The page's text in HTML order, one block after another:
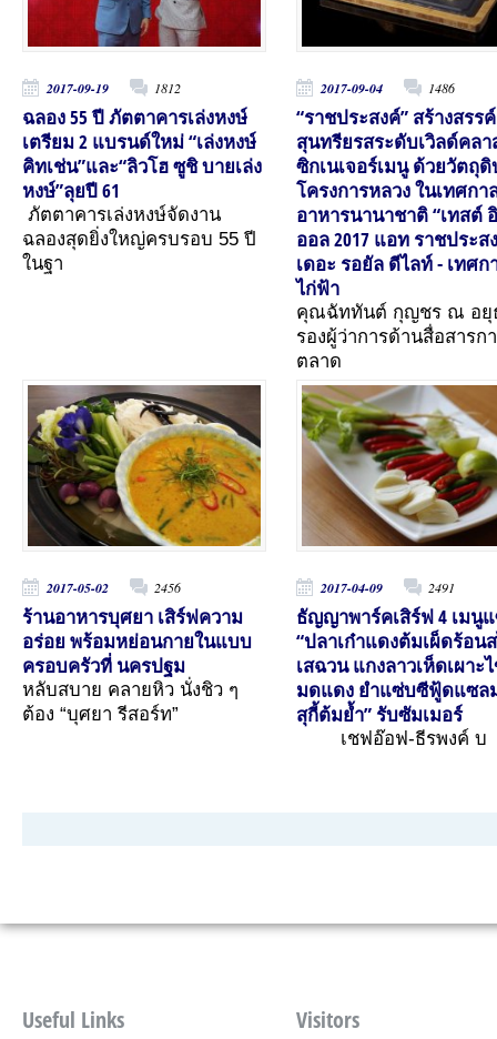
2017-09-19 1812
ฉลอง 55 ปี ภัตตาคารเล่งหงษ์
เตรียม 2 แบรนด์ใหม่ “เล่งหงษ์
คิทเช่น”และ“ลิวโฮ ซูชิ บายเล่ง
หงษ์”ลุยปี 61
ภัตตาคารเล่งหงษ์จัดงาน
ฉลองสุดยิ่งใหญ่ครบรอบ 55 ปี
ในฐา
2017-09-04 1486
“ราชประสงค์” สร้างสรรค์
สุนทรียรสระดับเวิลด์คล
ซิกเนเจอร์เมนู ด้วยวัตถุ
โครงการหลวง ในเทศกา
อาหารนานาชาติ “เทสต์
ออล 2017 แอท ราชประส
เดอะ รอยัล ดีไลท์ - เทศก
ไก่ฟ้า
คุณฉัททันต์ กุญชร ณ อยุ
รองผู้ว่าการด้านสื่อสารก
ตลาด
2017-05-02 2456
ร้านอาหารบุศยา เสิร์ฟความ
อร่อย พร้อมหย่อนกายในแบบ
ครอบครัวที่ นครปฐม
หลับสบาย คลายหิว นั่งชิว ๆ
ต้อง “บุศยา รีสอร์ท”
2017-04-09 2491
ธัญญาพาร์คเสิร์ฟ 4 เมนู
“ปลาเก๋าแดงต้มเผ็ดร้อน
เสฉวน แกงลาวเห็ดเผาะ
มดแดง ยำแซ่บซีฟู้ดแซล
สุกี้ต้มย้ำ” รับซัมเมอร์
เชฟอ๊อฟ-ธีรพงค์ บ
Useful Links Visitors